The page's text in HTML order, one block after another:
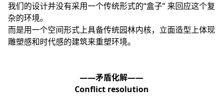
我们的设计并没有采用一个传统形式的“盒子” 来回应这个复
杂的环境。
而是用一个空间形式上具备传统园林内核，立面造型上体现
雕塑感和时代感的建筑来重塑环境。
——矛盾化解——
Conflict resolution